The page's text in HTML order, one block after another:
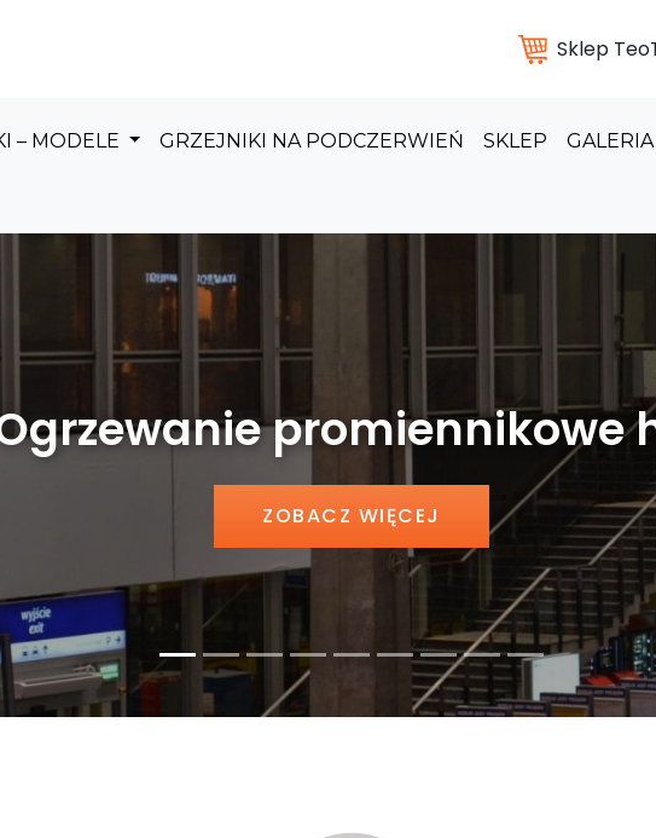
Sklep
– MODELE GRZEJNIKI NA PODCZERWIEŃ SKLEP GALERIA
promiennikowe hal
ZOBACZ WIĘCEJ